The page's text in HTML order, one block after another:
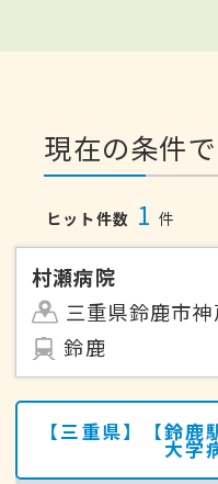
現在の条件
ヒット件数 1 件
村瀬病院
三重県鈴鹿市
鈴鹿
【三重県】【鈴鹿
大学